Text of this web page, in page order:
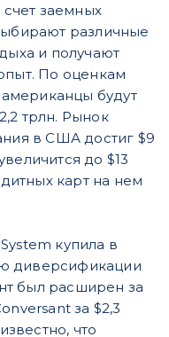
счет заемных
различные
и получают
По оценкам
будут
трлн. Рынок
в США достиг $9
до $13
карт на нем
купила в
диверсификации
был расширен за
за $2,3
что